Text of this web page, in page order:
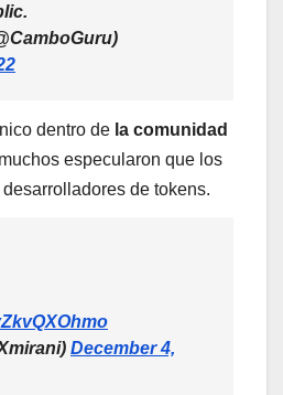
dentro de la comunidad
especularon que los
de tokens.
December 4,